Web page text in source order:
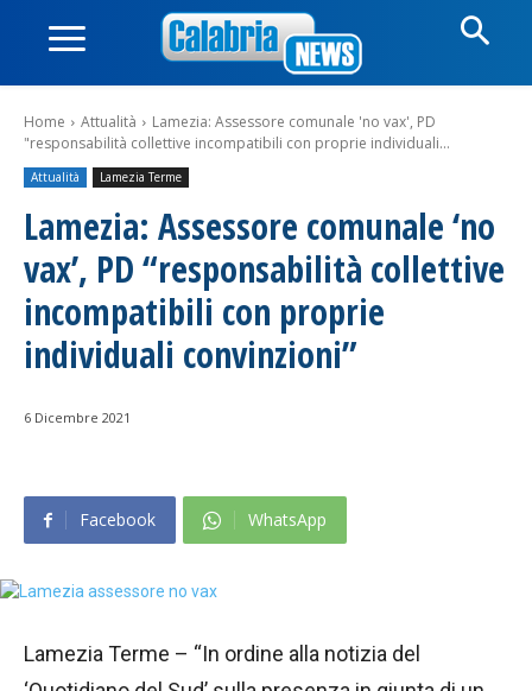
Home Attualità
Lamezia: Assessore comunale 'no vax', PD
"responsabilità collettive incompatibili con proprie individuali...
Attualità Lamezia Terme
Lamezia: Assessore comunale ‘no
vax’, PD “responsabilità collettive
incompatibili con proprie
individuali convinzioni”
6 Dicembre 2021
Facebook WhatsApp
Lamezia Terme – “In ordine alla notizia del